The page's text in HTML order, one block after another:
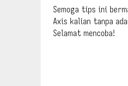
Semoga tips ini
Axis kalian tanpa
Selamat mencoba!